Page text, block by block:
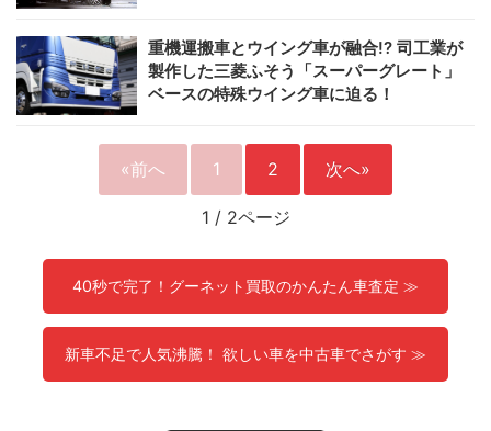
重機運搬車とウイング車が融合!? 司工業が
製作した三菱ふそう「スーパーグレート」
ベースの特殊ウイング車に迫る！
«前へ 1 2 次へ»
1 / 2ページ
40秒で完了！グーネット買取のかんたん車査定 ≫
新車不足で人気沸騰！ 欲しい車を中古車でさがす ≫